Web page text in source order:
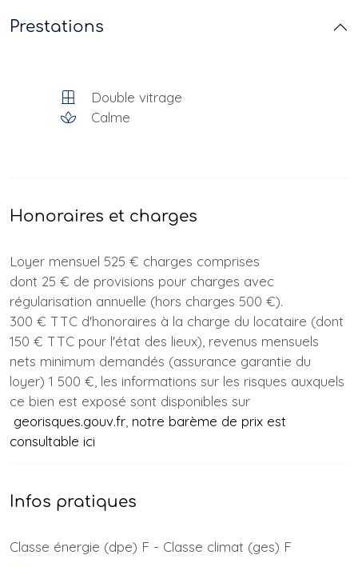
Prestations
Double vitrage
Calme
Honoraires et charges
Loyer mensuel 525 € charges comprises
dont 25 € de provisions pour charges avec
régularisation annuelle (hors charges 500 €).
300 € TTC d'honoraires à la charge du locataire (dont
150 € TTC pour l'état des lieux), revenus mensuels
nets minimum demandés (assurance garantie du
loyer) 1 500 €, les informations sur les risques auxquels
ce bien est exposé sont disponibles sur
georisques.gouv.fr notre barème de prix est
consultable ici
Infos pratiques
Classe énergie (dpe) F - Classe climat (ges) F